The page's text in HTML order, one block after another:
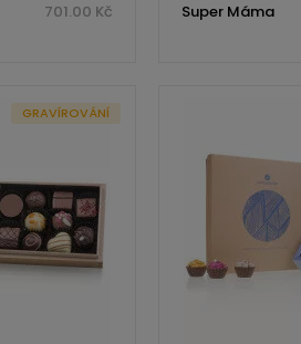
701.00 Kč Super Máma
GRAVÍROVÁNÍ